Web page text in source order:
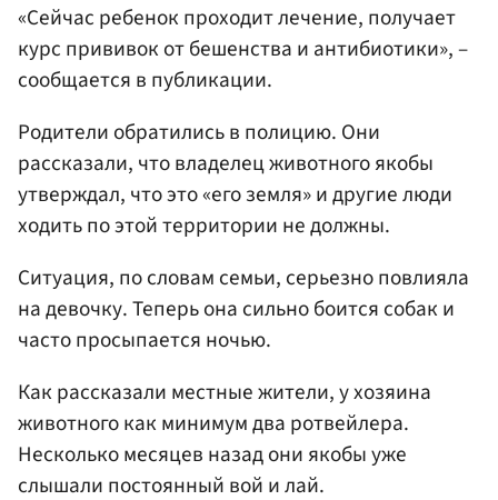
«Сейчас ребенок проходит лечение, получает
курс прививок от бешенства и антибиотики», –
сообщается в публикации.
Родители обратились в полицию. Они
рассказали, что владелец животного якобы
утверждал, что это «его земля» и другие люди
ходить по этой территории не должны.
Ситуация, по словам семьи, серьезно повлияла
на девочку. Теперь она сильно боится собак и
часто просыпается ночью.
Как рассказали местные жители, у хозяина
животного как минимум два ротвейлера.
Несколько месяцев назад они якобы уже
слышали постоянный вой и лай.